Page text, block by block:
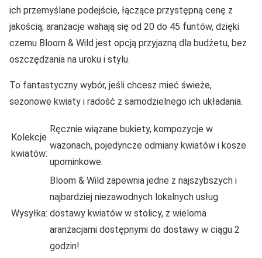
ich przemyślane podejście, łączące przystępną cenę z
jakością; aranżacje wahają się od 20 do 45 funtów, dzięki
czemu Bloom & Wild jest opcją przyjazną dla budżetu, bez
oszczędzania na uroku i stylu.
To fantastyczny wybór, jeśli chcesz mieć świeże,
sezonowe kwiaty i radość z samodzielnego ich układania.
Kolekcje
kwiatów:
Ręcznie wiązane bukiety, kompozycje w
wazonach, pojedyncze odmiany kwiatów i kosze
upominkowe.
Wysyłka:
Bloom & Wild zapewnia jedne z najszybszych i
najbardziej niezawodnych lokalnych usług
dostawy kwiatów w stolicy, z wieloma
aranżacjami dostępnymi do dostawy w ciągu 2
godzin!